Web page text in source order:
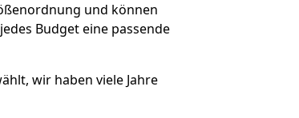
und können
Budget eine passende
wir haben viele Jahre